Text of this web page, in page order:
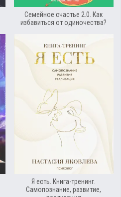
Семейное счастье 2.0. Как
избавиться от одиночества?
Я есть. Книга-тренинг.
Самопознание, развитие,